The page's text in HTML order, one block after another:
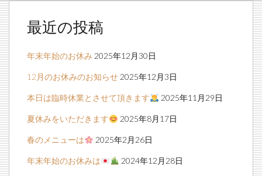
最近の投稿
年末年始のお休み 2025年12月30日
12月のお休みのお知らせ 2025年12月3日
本日は臨時休業とさせて頂きます 2025年11月29日
夏休みをいただきます 2025年8月17日
春のメニューは 2025年2月26日
年末年始のお休みは 2024年12月28日